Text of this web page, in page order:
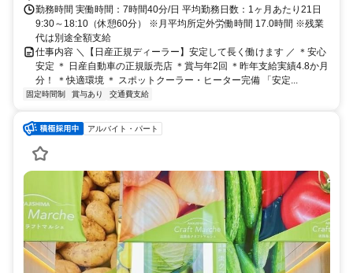
勤務時間 実働時間：7時間40分/日 平均勤務日数：1ヶ月あたり21日
9:30～18:10（休憩60分） ※月平均所定外労働時間 17.0時間 ※残業
代は別途全額支給
仕事内容 ＼【日産正規ディーラー】安定して長く働けます ／ ＊安心
安定 ＊ 日産自動車の正規販売店 ＊賞与年2回 ＊昨年支給実績4.8か月
分！ ＊快適環境 ＊ スポットクーラー・ヒーター完備 「安定...
固定時間制 賞与あり 交通費支給
アルバイト・パート